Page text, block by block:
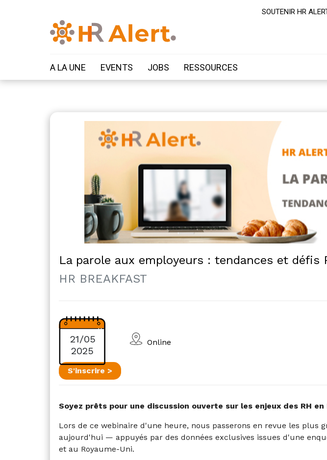
SOUTENIR HR
A LA UNE EVENTS JOBS RESSOURCES
La parole aux employeurs : tendances et défis
HR BREAKFAST
21/05
2025
Online
S'inscrire >
Soyez prêts pour une discussion ouverte sur les enjeux des RH en
Lors de ce webinaire d'une heure, nous passerons en revue les plus
aujourd'hui — appuyés par des données exclusives issues d'une
et au Royaume-Uni.